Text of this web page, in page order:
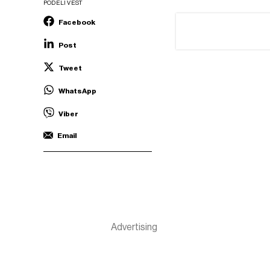
PODELI VEST
Facebook
Post
Tweet
WhatsApp
Viber
Email